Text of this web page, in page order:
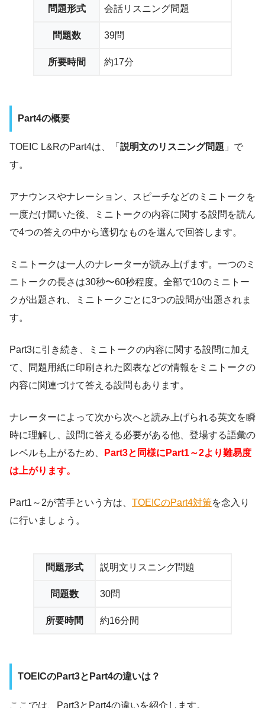
問題形式 会話リスニング問題
問題数 39問
所要時間 約17分
Part4の概要
TOEIC L&RのPart4は、「 説明文のリスニング問題 」で
す。
アナウンスやナレーション、スピーチなどのミニトークを
一度だけ聞いた後、ミニトークの内容に関する設問を読ん
で4つの答えの中から適切なものを選んで回答します。
ミニトークは一人のナレーターが読み上げます。一つのミ
ニトークの長さは30秒〜60秒程度。全部で10のミニトー
クが出題され、ミニトークごとに3つの設問が出題されま
す。
Part3に引き続き、ミニトークの内容に関する設問に加え
て、問題用紙に印刷された図表などの情報をミニトークの
内容に関連づけて答える設問もあります。
ナレーターによって次から次へと読み上げられる英文を瞬
時に理解し、設問に答える必要がある他、登場する語彙の
レベルも上がるため、
Part3と同様にPart1～2より難易度
は上がります。
Part1～2が苦手という方は、 TOEICのPart4対策を念入り
に行いましょう。
問題形式 説明文リスニング問題
問題数 30問
所要時間 約16分間
TOEICのPart3とPart4の違いは？
ここでは、Part3とPart4の違いを紹介します。